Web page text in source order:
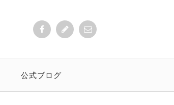
公式ブログ